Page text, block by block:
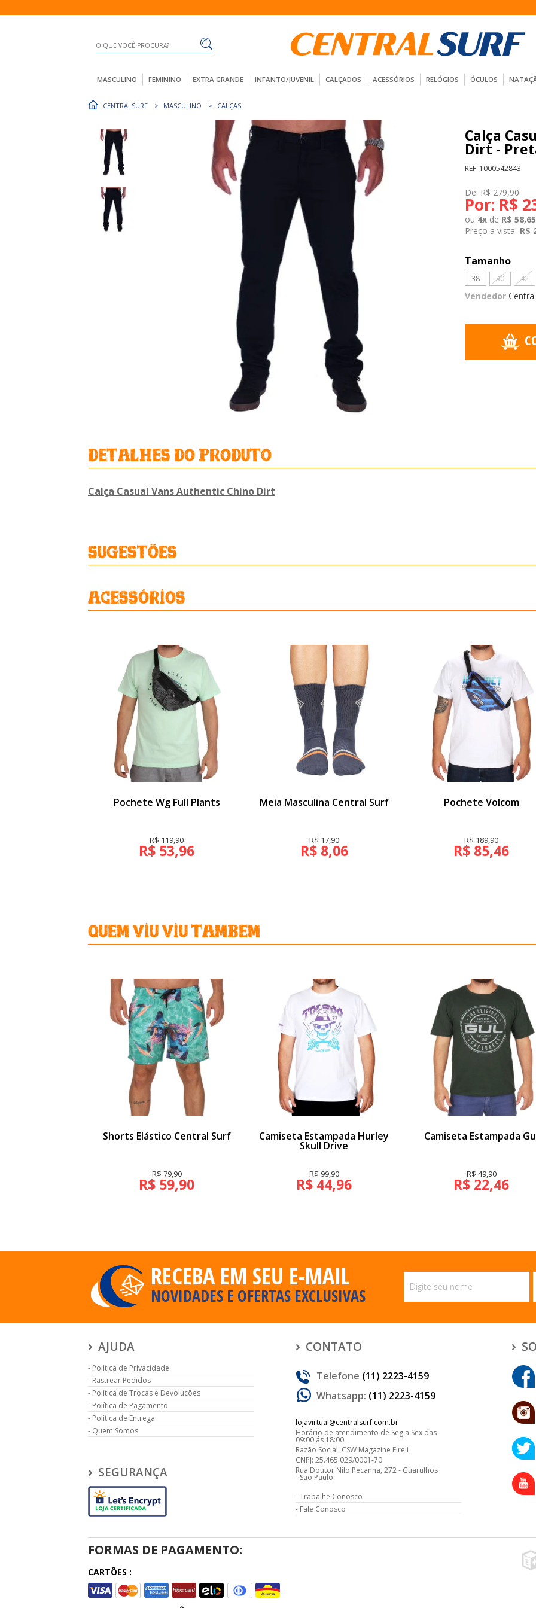
MASCULINO FEMININO EXTRA GRANDE INFANTO/JUVENIL CALÇADOS ACESSÓRIOS RELÓGIOS ÓCULOS
CENTRALSURF MASCULINO CALÇAS
Calça
Dirt -
REF: 1000542843
De: R$ 279,90
Por: R$
ou 4x de R$ 58,65
Preço a vista: R$
Tamanho
38 40 42
Vendedor
detalhes do produto
Calça Casual Vans Authentic Chino Dirt
Sugestões
Acessórios
Pochete Wg Full Plants
R$ 119,90
R$ 53,96
Meia Masculina Central Surf
R$ 17,90
R$ 8,06
Pochete Volcom
R$ 189,90
R$ 85,46
Quem viu Viu Tambem
Shorts Elástico Central Surf
R$ 79,90
R$ 59,90
Camiseta Estampada Hurley
Skull Drive
R$ 99,90
R$ 44,96
Camiseta Estampada
R$ 49,90
R$ 22,46
RECEBA EM SEU E-MAIL
NOVIDADES E OFERTAS EXCLUSIVAS
AJUDA
Política de Privacidade
Rastrear Pedidos
Política de Trocas e Devoluções
Política de Pagamento
Política de Entrega
Quem Somos
SEGURANÇA
CONTATO
Telefone (11) 2223-4159
Whatsapp: (11) 2223-4159
lojavirtual@centralsurf.com.br
Horário de atendimento de Seg a Sex das
09:00 ás 18:00.
Razão Social: CSW Magazine Eireli
CNPJ: 25.465.029/0001-70
Rua Doutor Nilo Pecanha, 272 - Guarulhos
- São Paulo
Trabalhe Conosco
Fale Conosco
FORMAS DE PAGAMENTO:
CARTÕES :